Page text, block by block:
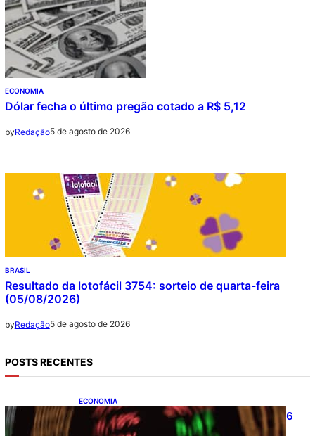
ECONOMIA
Dólar fecha o último pregão cotado a R$ 5,12
byRedação5 de agosto de 2026
BRASIL
Resultado da lotofácil 3754: sorteio de quarta-feira
(05/08/2026)
byRedação5 de agosto de 2026
POSTS RECENTES
ECONOMIA
Ibovespa fecha último pregão aos 177.726
pontos